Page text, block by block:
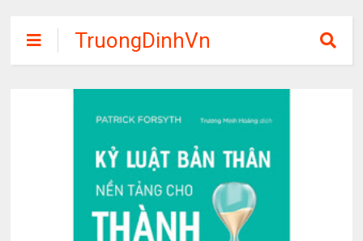
TruongDinhVn
Chia sẽ ebook,
các khóa học,
phần mềm học